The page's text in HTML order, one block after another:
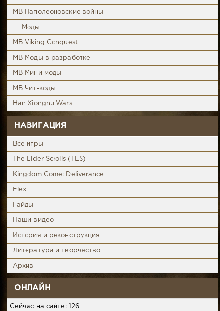
MB Наполеоновские войны
Моды
MB Viking Conquest
MB Моды в разработке
MB Мини моды
MB Чит-коды
Han Xiongnu Wars
НАВИГАЦИЯ
Все игры
The Elder Scrolls (TES)
Kingdom Come: Deliverance
Elex
Гайды
Наши видео
История и реконструкция
Литература и творчество
Архив
ОНЛАЙН
Сейчас на сайте: 126